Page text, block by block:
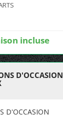
incluse
D'OCCASION
D'OCCASION